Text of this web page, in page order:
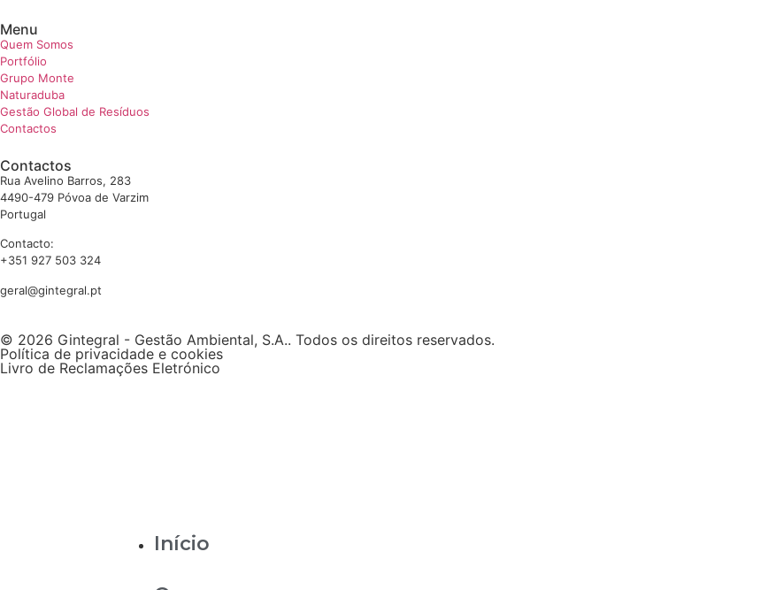
Menu
Quem Somos
Portfólio
Grupo Monte
Naturaduba
Gestão Global de Resíduos
Contactos
Contactos
Rua Avelino Barros, 283
4490-479 Póvoa de Varzim
Portugal
Contacto:
+351 927 503 324
geral@gintegral.pt
© 2026 Gintegral - Gestão Ambiental, S.A.. Todos os direitos reservados.
Política de privacidade e cookies
Livro de Reclamações Eletrónico
Início